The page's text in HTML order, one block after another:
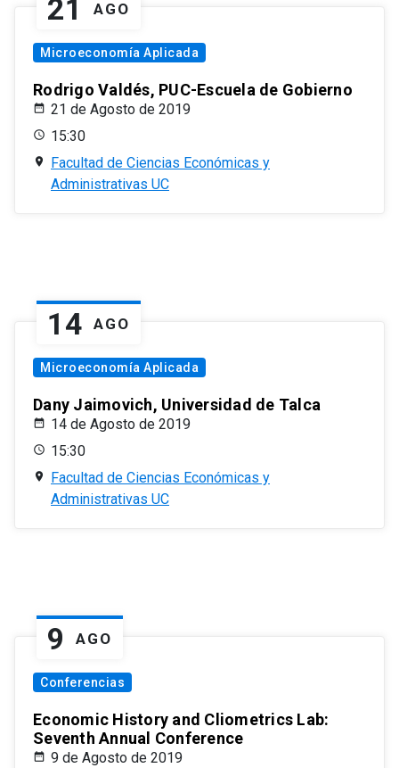
21 AGO
Microeconomía Aplicada
Rodrigo Valdés, PUC-Escuela de Gobierno
21 de Agosto de 2019
15:30
Facultad de Ciencias Económicas y
Administrativas UC
14 AGO
Microeconomía Aplicada
Dany Jaimovich, Universidad de Talca
14 de Agosto de 2019
15:30
Facultad de Ciencias Económicas y
Administrativas UC
9 AGO
Conferencias
Economic History and Cliometrics Lab:
Seventh Annual Conference
9 de Agosto de 2019